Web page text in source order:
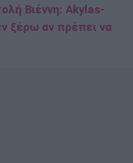
Βιέννη: Akylas-
ξέρω αν πρέπει να